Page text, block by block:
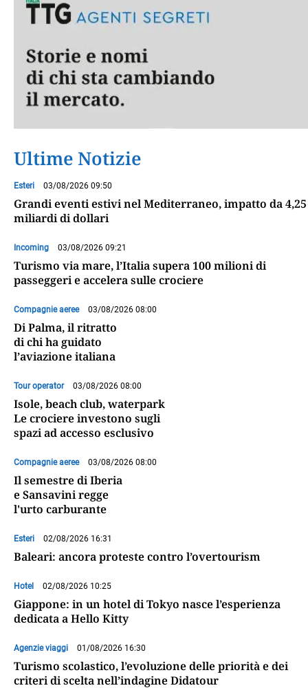
Ultime Notizie
Esteri 03/08/2026 09:50
Grandi eventi estivi nel Mediterraneo, impatto da 4,25
miliardi di dollari
Incoming 03/08/2026 09:21
Turismo via mare, l’Italia supera 100 milioni di
passeggeri e accelera sulle crociere
Compagnie aeree 03/08/2026 08:00
Di Palma, il ritratto
di chi ha guidato
l’aviazione italiana
Tour operator 03/08/2026 08:00
Isole, beach club, waterpark
Le crociere investono sugli
spazi ad accesso esclusivo
Compagnie aeree 03/08/2026 08:00
Il semestre di Iberia
e Sansavini regge
l'urto carburante
Esteri 02/08/2026 16:31
Baleari: ancora proteste contro l’overtourism
Hotel 02/08/2026 10:25
Giappone: in un hotel di Tokyo nasce l’esperienza
dedicata a Hello Kitty
Agenzie viaggi 01/08/2026 16:30
Turismo scolastico, l’evoluzione delle priorità e dei
criteri di scelta nell’indagine Didatour